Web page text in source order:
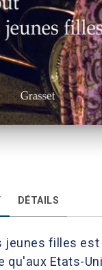
DÉTAILS
jeunes filles
qu'aux Etats-